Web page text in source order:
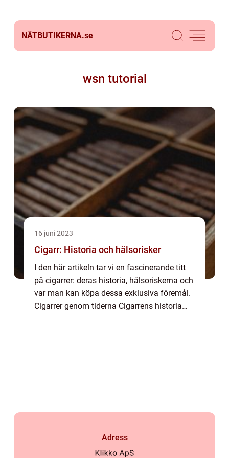
NÄTBUTIKERNA.se
wsn tutorial
16 juni 2023
Cigarr: Historia och hälsorisker
I den här artikeln tar vi en fascinerande titt
på cigarrer: deras historia, hälsoriskerna och
var man kan köpa dessa exklusiva föremål.
Cigarrer genom tiderna Cigarrens historia
Adress